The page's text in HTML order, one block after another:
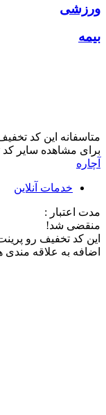
ورزشی
بیمه
متاسفانه این کد
برای مشاهده سایر کد
آچاره
خدمات آنلاین
مدت اعتبار :
منقضی شد!
این کد تخفیف رو
اضافه به علاقه مندی